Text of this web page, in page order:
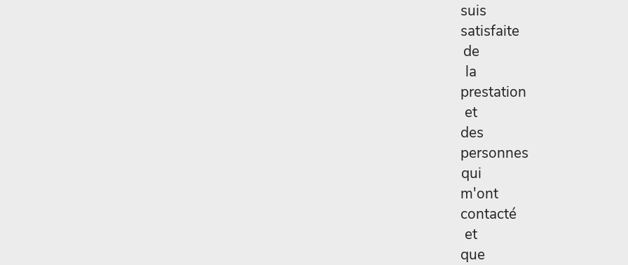
suis
satisfaite
de
la
prestation
et
des
personnes
qui
m'ont
contacté
et
que